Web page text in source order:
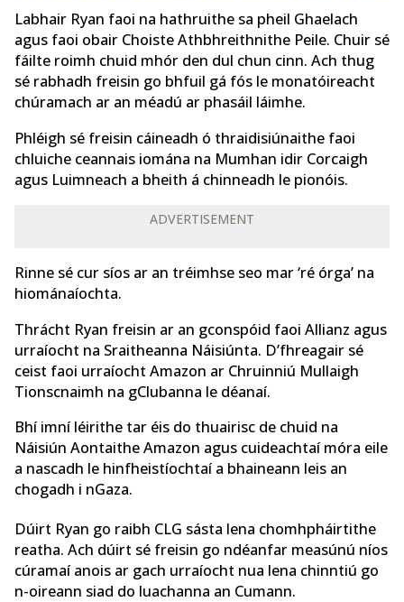
Labhair Ryan faoi na hathruithe sa pheil Ghaelach
agus faoi obair Choiste Athbhreithnithe Peile. Chuir sé
fáilte roimh chuid mhór den dul chun cinn. Ach thug
sé rabhadh freisin go bhfuil gá fós le monatóireacht
chúramach ar an méadú ar phasáil láimhe.
Phléigh sé freisin cáineadh ó thraidisiúnaithe faoi
chluiche ceannais iomána na Mumhan idir Corcaigh
agus Luimneach a bheith á chinneadh le pionóis.
ADVERTISEMENT
Rinne sé cur síos ar an tréimhse seo mar ‘ré órga’ na
hiománaíochta.
Thrácht Ryan freisin ar an gconspóid faoi Allianz agus
urraíocht na Sraitheanna Náisiúnta. D’fhreagair sé
ceist faoi urraíocht Amazon ar Chruinniú Mullaigh
Tionscnaimh na gClubanna le déanaí.
Bhí imní léirithe tar éis do thuairisc de chuid na
Náisiún Aontaithe Amazon agus cuideachtaí móra eile
a nascadh le hinfheistíochtaí a bhaineann leis an
chogadh i nGaza.
Dúirt Ryan go raibh CLG sásta lena chomhpháirtithe
reatha. Ach dúirt sé freisin go ndéanfar measúnú níos
cúramaí anois ar gach urraíocht nua lena chinntiú go
n-oireann siad do luachanna an Cumann.